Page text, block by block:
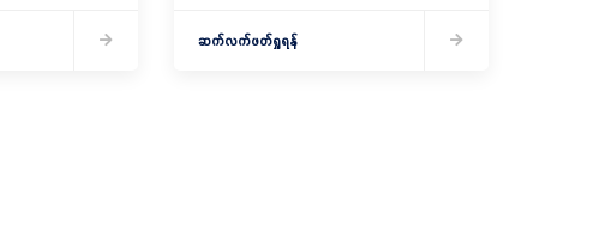
ဆက်လက်ဖတ်ရှုရန်